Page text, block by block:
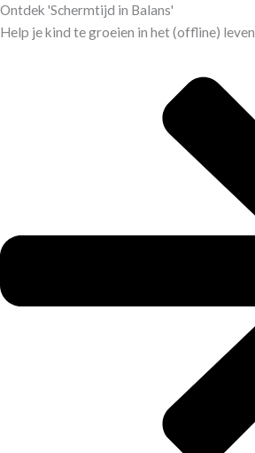
Ontdek 'Schermtijd in Balans'
Help je kind te groeien in het (offline) leven